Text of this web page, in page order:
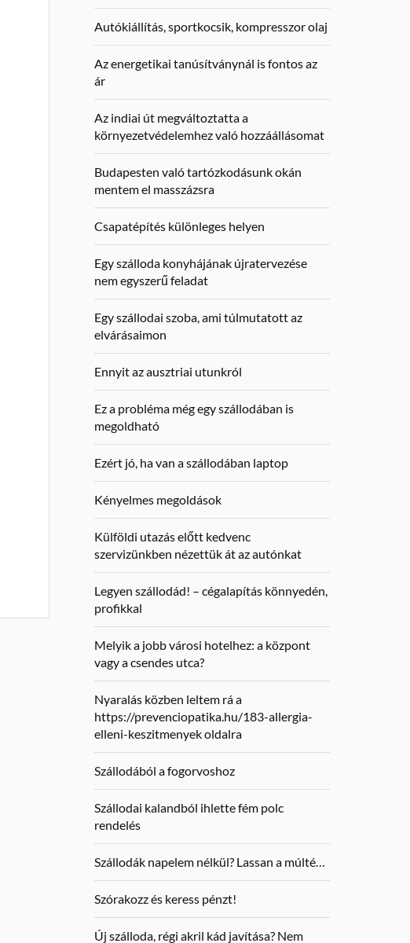
Autókiállítás, sportkocsik, kompresszor olaj
Az energetikai tanúsítványnál is fontos az
ár
Az indiai út megváltoztatta a
környezetvédelemhez való hozzáállásomat
Budapesten való tartózkodásunk okán
mentem el masszázsra
Csapatépítés különleges helyen
Egy szálloda konyhájának újratervezése
nem egyszerű feladat
Egy szállodai szoba, ami túlmutatott az
elvárásaimon
Ennyit az ausztriai utunkról
Ez a probléma még egy szállodában is
megoldható
Ezért jó, ha van a szállodában laptop
Kényelmes megoldások
Külföldi utazás előtt kedvenc
szervizünkben nézettük át az autónkat
Legyen szállodád! – cégalapítás könnyedén,
profikkal
Melyik a jobb városi hotelhez: a központ
vagy a csendes utca?
Nyaralás közben leltem rá a
https://prevenciopatika.hu/183-allergia-
elleni-keszitmenyek oldalra
Szállodából a fogorvoshoz
Szállodai kalandból ihlette fém polc
rendelés
Szállodák napelem nélkül? Lassan a múlté…
Szórakozz és keress pénzt!
Új szálloda, régi akril kád javítása? Nem